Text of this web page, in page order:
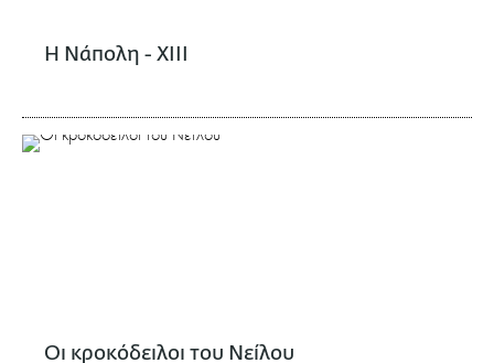
Η Νάπολη - XIII
Οι κροκόδειλοι του Νείλου